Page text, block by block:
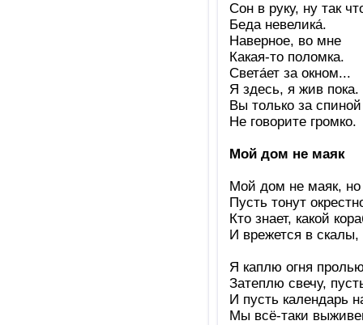
Сон в руку, ну так
Беда невелика́.
Наверное, во мне
Какая-то поломка.
Света́ет за окном...
Я здесь, я жив пока.
Вы только за спиной
Не говорите громко.
Мой дом не маяк
Мой дом не маяк, но
Пусть тонут
Кто знает, какой
И врежется в скалы,
Я каплю огня
Затеплю свечу,
И пусть календарь
Мы всё-таки